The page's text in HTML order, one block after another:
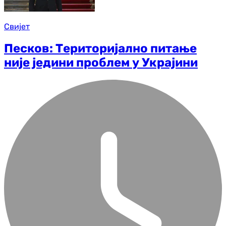
Свијет
Песков: Територијално питање
није једини проблем у Украјини